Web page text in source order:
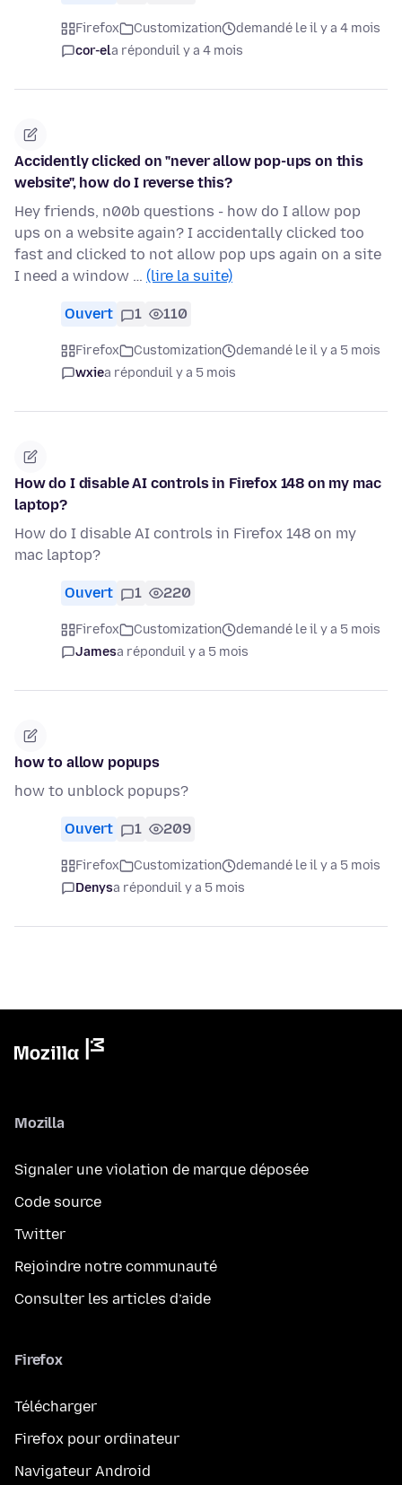
Firefox Customization
demandé le il y a 4 mois
cor-ela réponduil y a 4 mois
Accidently clicked on "never allow pop-ups on this
website", how do I reverse this?
Hey friends, n00b questions - how do I allow pop
ups on a website again? I accidentally clicked too
fast and clicked to not allow pop ups again on a site
I need a window … (lire la suite)
Ouvert 1 110
Firefox Customization
demandé le il y a 5 mois
wxiea réponduil y a 5 mois
How do I disable AI controls in Firefox 148 on my mac
laptop?
How do I disable AI controls in Firefox 148 on my
mac laptop?
Ouvert 1 220
Firefox Customization
demandé le il y a 5 mois
Jamesa réponduil y a 5 mois
how to allow popups
how to unblock popups?
Ouvert 1 209
Firefox Customization
demandé le il y a 5 mois
Denysa réponduil y a 5 mois
Mozilla
Signaler une violation de marque déposée
Code source
Twitter
Rejoindre notre communauté
Consulter les articles d’aide
Firefox
Télécharger
Firefox pour ordinateur
Navigateur Android